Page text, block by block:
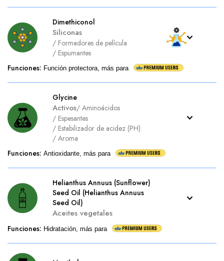
Dimethiconol
Siliconas
/ Formadores de película
/ Espumantes
Funciones: Función protectora, más para
Glycine
Activos/ Aminoácidos
/ Espesantes
/ Estabilizador de acidez (PH)
/ Aroma
Funciones: Antioxidante, más para
Helianthus Annuus (Sunflower)
Seed Oil (Helianthus Annuus
Seed Oil)
Aceites vegetales
Funciones: Hidratación, más para